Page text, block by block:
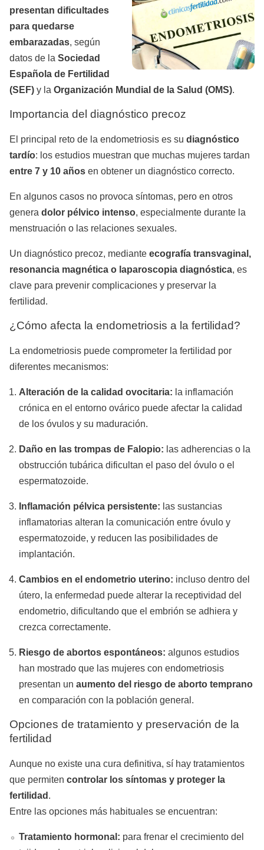
presentan dificultades
para quedarse
embarazadas, según
datos de la Sociedad
Española de Fertilidad
(SEF) y la Organización Mundial de la Salud (OMS).
Importancia del diagnóstico precoz
El principal reto de la endometriosis es su diagnóstico
tardío: los estudios muestran que muchas mujeres tardan
entre 7 y 10 años en obtener un diagnóstico correcto.
En algunos casos no provoca síntomas, pero en otros
genera dolor pélvico intenso, especialmente durante la
menstruación o las relaciones sexuales.
Un diagnóstico precoz, mediante ecografía transvaginal,
resonancia magnética o laparoscopia diagnóstica, es
clave para prevenir complicaciones y preservar la
fertilidad.
¿Cómo afecta la endometriosis a la fertilidad?
La endometriosis puede comprometer la fertilidad por
diferentes mecanismos:
Alteración de la calidad ovocitaria: la inflamación
crónica en el entorno ovárico puede afectar la calidad
de los óvulos y su maduración.
Daño en las trompas de Falopio: las adherencias o la
obstrucción tubárica dificultan el paso del óvulo o el
espermatozoide.
Inflamación pélvica persistente: las sustancias
inflamatorias alteran la comunicación entre óvulo y
espermatozoide, y reducen las posibilidades de
implantación.
Cambios en el endometrio uterino: incluso dentro del
útero, la enfermedad puede alterar la receptividad del
endometrio, dificultando que el embrión se adhiera y
crezca correctamente.
Riesgo de abortos espontáneos: algunos estudios
han mostrado que las mujeres con endometriosis
presentan un aumento del riesgo de aborto temprano
en comparación con la población general.
Opciones de tratamiento y preservación de la
fertilidad
Aunque no existe una cura definitiva, sí hay tratamientos
que permiten controlar los síntomas y proteger la
fertilidad .
Entre las opciones más habituales se encuentran:
Tratamiento hormonal: para frenar el crecimiento del